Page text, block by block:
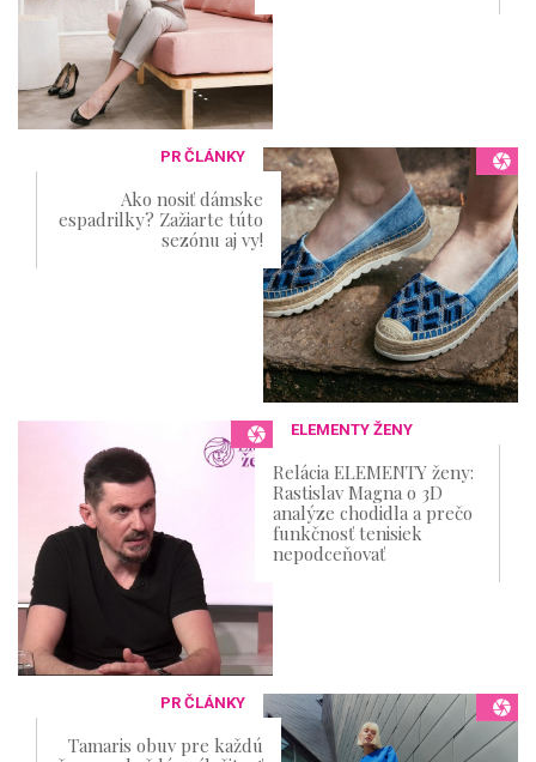
PR ČLÁNKY
Ako nosiť dámske
espadrilky? Zažiarte túto
sezónu aj vy!
ELEMENTY ŽENY
Relácia ELEMENTY ženy:
Rastislav Magna o 3D
analýze chodidla a prečo
funkčnosť tenisiek
nepodceňovať
PR ČLÁNKY
Tamaris obuv pre každú